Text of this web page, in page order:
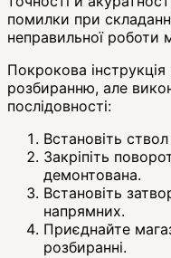
помилки при
неправильної роботи
Покрокова
розбиранню, але
послідовності:
Встановіть
Закріпіть
демонтована.
Встановіть
напрямних.
Приєднайте
розбиранні.